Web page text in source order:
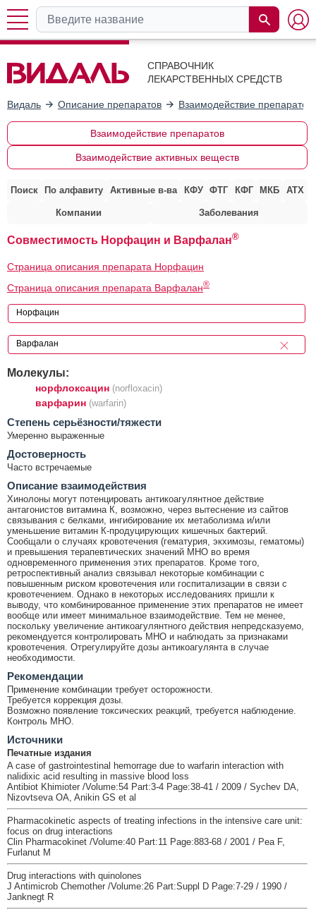
СПРАВОЧНИК
ЛЕКАРСТВЕННЫХ СРЕДСТВ
Видаль Описание препаратов Взаимодействие препаратов
Взаимодействие препаратов
Взаимодействие активных веществ
Поиск По алфавиту Активные в-ва КФУ ФТГ КФГ МКБ АТХ
Компании Заболевания
Совместимость Норфацин и Варфалан®
Страница описания препарата Норфацин
Страница описания препарата Варфалан®
Молекулы:
норфлоксацин (norfloxacin)
варфарин (warfarin)
Cтепень серьёзности/тяжести
Умеренно выраженные
Достоверность
Часто встречаемые
Описание взаимодействия
Хинолоны могут потенцировать антикоагулянтное действие
антагонистов витамина К, возможно, через вытеснение из сайтов
связывания с белками, ингибирование их метаболизма и/или
уменьшение витамин К-продуцирующих кишечных бактерий.
Сообщали о случаях кровотечения (гематурия, экхимозы, гематомы)
и превышения терапевтических значений МНО во время
одновременного применения этих препаратов. Кроме того,
ретроспективный анализ связывал некоторые комбинации с
повышенным риском кровотечения или госпитализации в связи с
кровотечением. Однако в некоторых исследованиях пришли к
выводу, что комбинированное применение этих препаратов не имеет
вообще или имеет минимальное взаимодействие. Тем не менее,
поскольку увеличение антикоагулянтного действия непредсказуемо,
рекомендуется контролировать МНО и наблюдать за признаками
кровотечения. Отрегулируйте дозы антикоагулянта в случае
необходимости.
Рекомендации
Применение комбинации требует осторожности.
Требуется коррекция дозы.
Возможно появление токсических реакций, требуется наблюдение.
Контроль МНО.
Источники
Печатные издания
A case of gastrointestinal hemorrage due to warfarin interaction with
nalidixic acid resulting in massive blood loss
Antibiot Khimioter /Volume:54 Part:3-4 Page:38-41 / 2009 / Sychev DA,
Nizovtseva OA, Anikin GS et al
Pharmacokinetic aspects of treating infections in the intensive care unit:
focus on drug interactions
Clin Pharmacokinet /Volume:40 Part:11 Page:883-68 / 2001 / Pea F,
Furlanut M
Drug interactions with quinolones
J Antimicrob Chemother /Volume:26 Part:Suppl D Page:7-29 / 1990 /
Janknegt R